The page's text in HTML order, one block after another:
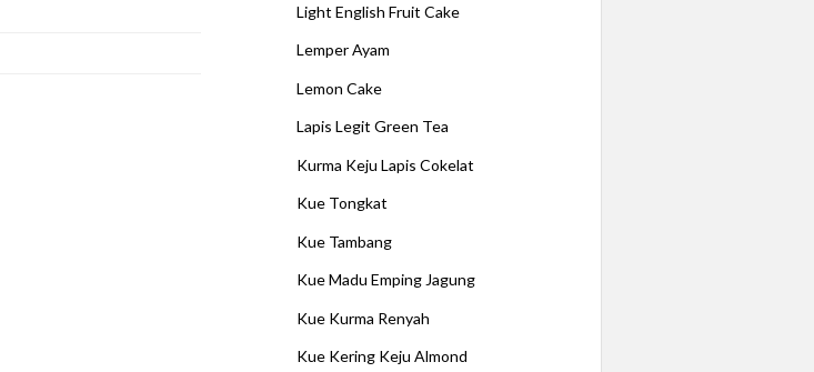
Light English Fruit Cake
Lemper Ayam
Lemon Cake
Lapis Legit Green Tea
Kurma Keju Lapis Cokelat
Kue Tongkat
Kue Tambang
Kue Madu Emping Jagung
Kue Kurma Renyah
Kue Kering Keju Almond